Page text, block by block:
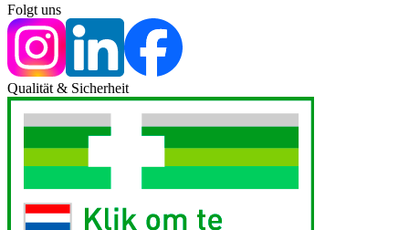
Folgt uns
Qualität & Sicherheit